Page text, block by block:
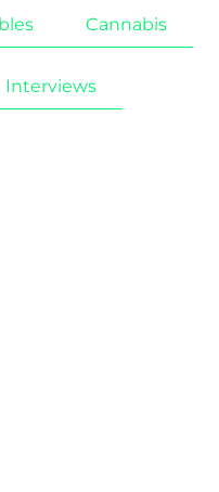
Cannabis
Interviews